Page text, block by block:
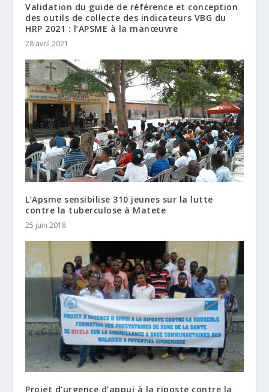
Validation du guide de référence et conception
des outils de collecte des indicateurs VBG du
HRP 2021 : l’APSME à la manœuvre
28 avril 2021
L’Apsme sensibilise 310 jeunes sur la lutte
contre la tuberculose à Matete
25 juin 2018
Projet d’urgence d’appui à la riposte contre la